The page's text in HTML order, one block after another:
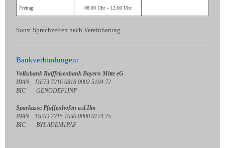
Freitag 08:00 Uhr – 12:00 Uhr
Sonst Sprechzeiten nach Vereinbarung
Bankverbindungen:
Volksbank Raiffeisenbank Bayern Mitte eG
IBAN DE73 7216 0818 0002 5104 72
BIC GENODEF1INP
Sparkasse Pfaffenhofen a.d.Ilm
IBAN DE69 7215 1650 0000 0174 75
BIC BYLADEM1PAF